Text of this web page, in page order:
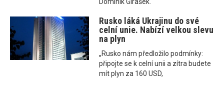
Dominik Girašek.
Rusko láká Ukrajinu do své
celní unie. Nabízí velkou slevu
na plyn
„Rusko nám předložilo podmínky:
připojte se k celní unii a zítra budete
mít plyn za 160 USD,